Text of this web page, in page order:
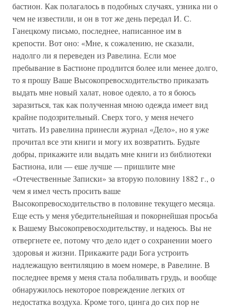
бастион. Как полагалось в подобных случаях, узника ни о
чем не известили, и он в тот же день передал И. С.
Ганецкому письмо, последнее, написанное им в
крепости. Вот оно: «Мне, к сожалению, не сказали,
надолго ли я переведен из Равелина. Если мое
пребывание в Бастионе продлится более или менее долго,
то я прошу Ваше Высокопревосходительство приказать
выдать мне новый халат, новое одеяло, а то я боюсь
заразиться, так как полученная мною одежда имеет вид
крайне подозрительный. Сверх того, у меня нечего
читать. Из равелина принесли журнал «Дело», но я уже
прочитал все эти книги и могу их возвратить. Будьте
добры, прикажите или выдать мне книги из библиотеки
Бастиона, или — еше лучше — пришлите мне
«Отечественные Записки» за вторую половину 1882 г., о
чем я имел честь просить ваше
Высокопревосходительство в половине текущего месяца.
Еще есть у меня убедительнейшая и покорнейшая просьба
к Вашему Высокопревосходительству, и надеюсь. Вы не
отвергнете ее, потому что дело идет о сохранении моего
здоровья и жизни. Прикажите ради Бога устроить
надлежащую вентиляцию в моем номере, в Равелине. В
последнее время у меня стала побаливать грудь, и вообще
обнаружилось некоторое повреждение легких от
недостатка воздуха. Кроме того, цинга до сих пор не